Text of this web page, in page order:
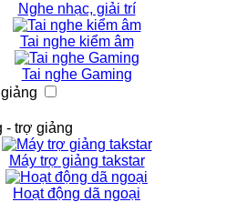
Nghe nhạc, giải trí
Tai nghe kiểm âm
Tai nghe Gaming
- trợ giảng
Máy trợ giảng takstar
Hoạt động dã ngoại